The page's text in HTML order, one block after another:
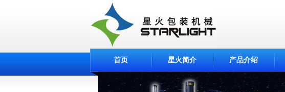
首页 星火简介 产品介绍